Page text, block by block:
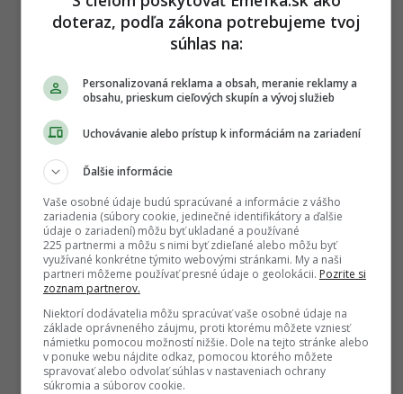
Nenechajte si ujsť žiadne dôležité novinky.
doteraz, podľa zákona potrebujeme tvoj
súhlas na:
Personalizovaná reklama a obsah, meranie reklamy a
obsahu, prieskum cieľových skupín a vývoj služieb
Uchovávanie alebo prístup k informáciám na zariadení
Ďalšie informácie
Vaše osobné údaje budú spracúvané a informácie z vášho
zariadenia (súbory cookie, jedinečné identifikátory a ďalšie
údaje o zariadení) môžu byť ukladané a používané
225 partnermi a môžu s nimi byť zdieľané alebo môžu byť
využívané konkrétne týmito webovými stránkami. My a naši
partneri môžeme používať presné údaje o geolokácii. Pozrite si
zoznam partnerov.
Niektorí dodávatelia môžu spracúvať vaše osobné údaje na
základe oprávneného záujmu, proti ktorému môžete vzniesť
námietku pomocou možností nižšie. Dole na tejto stránke alebo
v ponuke webu nájdite odkaz, pomocou ktorého môžete
spravovať alebo odvolať súhlas v nastaveniach ochrany
súkromia a súborov cookie.